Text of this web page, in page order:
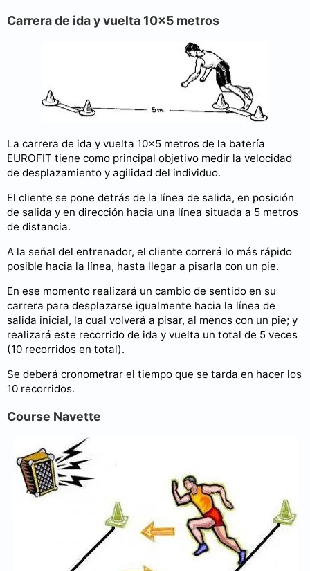
Carrera de ida y vuelta 10x5 metros
La carrera de ida y vuelta 10x5 metros de la batería
EUROFIT tiene como principal objetivo medir la velocidad
de desplazamiento y agilidad del individuo.
El cliente se pone detrás de la línea de salida, en posición
de salida y en dirección hacia una línea situada a 5 metros
de distancia.
A la señal del entrenador, el cliente correrá lo más rápido
posible hacia la línea, hasta llegar a pisarla con un pie.
En ese momento realizará un cambio de sentido en su
carrera para desplazarse igualmente hacia la línea de
salida inicial, la cual volverá a pisar, al menos con un pie; y
realizará este recorrido de ida y vuelta un total de 5 veces
(10 recorridos en total).
Se deberá cronometrar el tiempo que se tarda en hacer los
10 recorridos.
Course Navette